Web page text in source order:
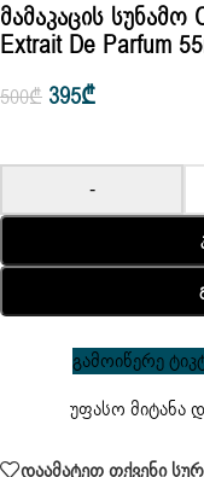
Მამაკაცის Სუნამო
Extrait De Parfum
500₾ 395₾
-
გამოიწერე
უფასო მიტანა
დაამატეთ თქვენი